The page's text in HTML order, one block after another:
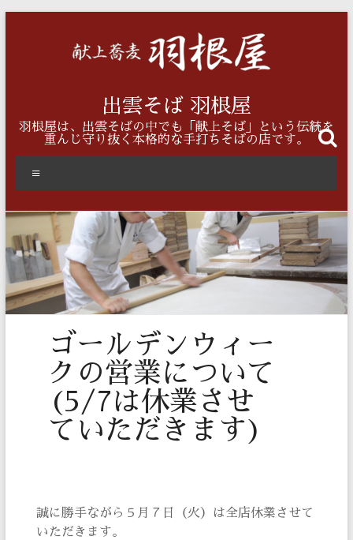
プ
出雲そば 羽根屋
羽根屋は、出雲そばの中でも「献上そば」という伝統を
重んじ守り抜く本格的な手打ちそばの店です。
ニ
ュ
ー
ゴールデンウィー
クの営業について
(5/7は休業させ
ていただきます)
誠に勝手ながら５月７日（火）は全店休業させて
いただきます。